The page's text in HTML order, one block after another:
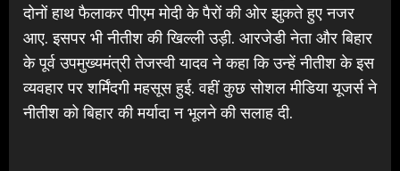
दोनों हाथ फैलाकर पीएम मोदी के पैरों की ओर झुकते हुए नजर
आए. इसपर भी नीतीश की खिल्ली उड़ी. आरजेडी नेता और बिहार
के पूर्व उपमुख्यमंत्री तेजस्वी यादव ने कहा कि उन्हें नीतीश के इस
व्यवहार पर शर्मिंदगी महसूस हुई. वहीं कुछ सोशल मीडिया यूजर्स ने
नीतीश को बिहार की मर्यादा न भूलने की सलाह दी.